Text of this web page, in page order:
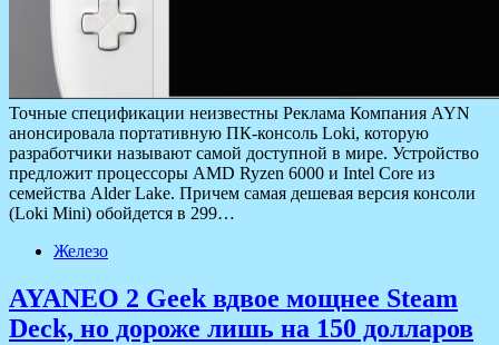
Точные спецификации неизвестны Реклама Компания AYN
анонсировала портативную ПК-консоль Loki, которую
разработчики называют самой доступной в мире. Устройство
предложит процессоры AMD Ryzen 6000 и Intel Core из
семейства Alder Lake. Причем самая дешевая версия консоли
(Loki Mini) обойдется в 299…
Железо
AYANEO 2 Geek вдвое мощнее Steam
Deck, но дороже лишь на 150 долларов